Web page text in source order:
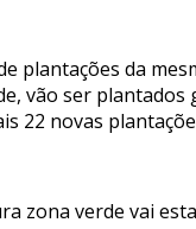
plantações da
vão ser
22 novas
zona verde vai